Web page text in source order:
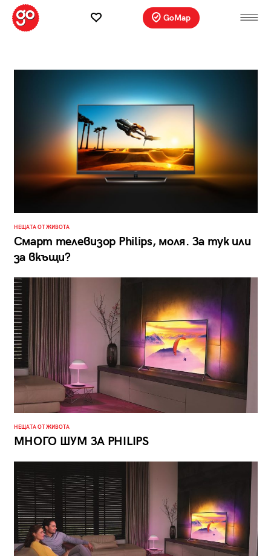
GoMap
НЕЩАТА ОТ ЖИВОТА
Смарт телевизор Philips, моля. За тук или
за вкъщи?
НЕЩАТА ОТ ЖИВОТА
МНОГО ШУМ ЗА PHILIPS